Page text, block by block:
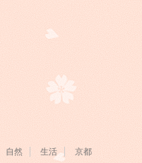
自然 生活 京都